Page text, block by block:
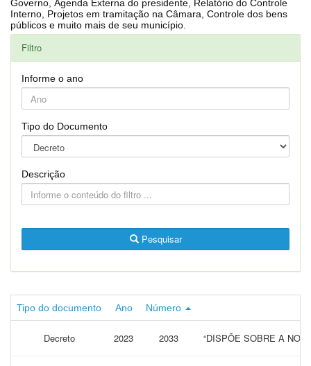
Governo, Agenda Externa do presidente, Relatório do Controle
Interno, Projetos em tramitação na Câmara, Controle dos bens
públicos e muito mais de seu município.
Filtro
Informe o ano
Tipo do Documento
Descrição
Pesquisar
Tipo do documento Ano Número
Decreto 2023 2033 “DISPÕE SOBRE A